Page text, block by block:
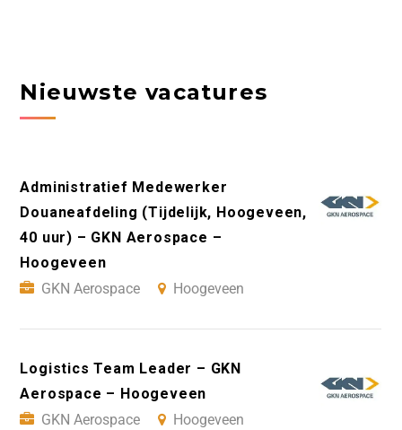
Nieuwste vacatures
Administratief Medewerker
Douaneafdeling (Tijdelijk, Hoogeveen,
40 uur) – GKN Aerospace –
Hoogeveen
GKN Aerospace
Hoogeveen
Logistics Team Leader – GKN
Aerospace – Hoogeveen
GKN Aerospace
Hoogeveen